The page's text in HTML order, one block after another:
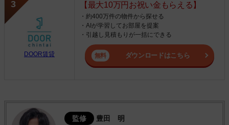
DOOR賃貸
【最大10万円お祝い金もらえる】
・約400万件の物件から探せる
・AIが学習してお部屋を提案
・引越し見積もりが一括にできる
ダウンロードはこちら
監修 豊田 明